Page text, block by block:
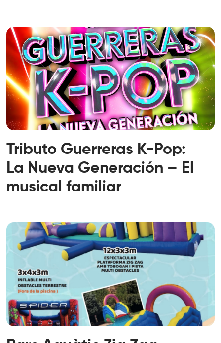
Tributo Guerreras K-Pop:
La Nueva Generación – El
musical familiar